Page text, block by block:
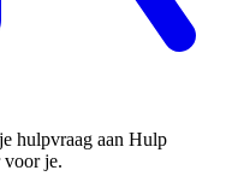
hulpvraag aan Hulp
je.